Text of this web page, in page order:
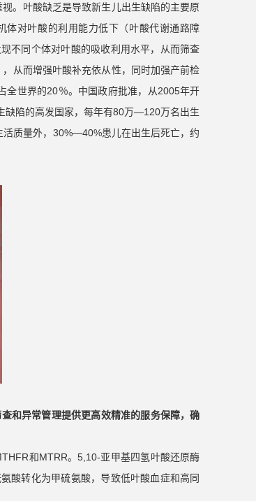
。叶酸缺乏是导致新生儿出生缺陷的主要原
体对叶酸的利用能力低下（叶酸代谢通路障
不同个体对叶酸的吸收利用水平，从而筛查
从而增强叶酸补充依从性，同时加强产前检
全世界的20％。中国政府批准，从2005年开
缺陷的高发国家，每年有80万—120万名出生
质量外，30%—40%患儿在出生后死亡，约
和异常管理提供更高效精准的服务保障，确
和MTRR。5,10-亚甲基四氢叶酸还原酶
酸转化为甲硫氨酸，导致低叶酸血症和高同